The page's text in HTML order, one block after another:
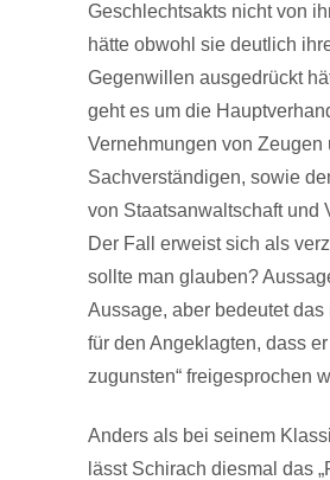
Geschlechtsakts nicht von
hätte obwohl sie deutlich
Gegenwillen ausgedrückt
geht es um die
Vernehmungen von Zeugen
Sachverständigen, sowie
von Staatsanwaltschaft und
Der Fall erweist sich als
sollte man glauben?
Aussage, aber bedeutet das
für den Angeklagten, dass er
zugunsten“ freigesprochen
Anders als bei seinem
lässt Schirach diesmal das